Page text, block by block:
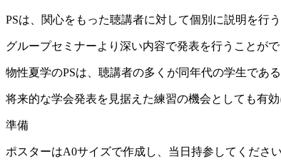
PSは、関心をもった聴講者に対して個別に説明を行
グループセミナーより深い内容で発表を行うことがで
物性夏学のPSは、聴講者の多くが同年代の学生であ
将来的な学会発表を見据えた練習の機会としても有効
準備
ポスターはA0サイズで作成し、当日持参してください